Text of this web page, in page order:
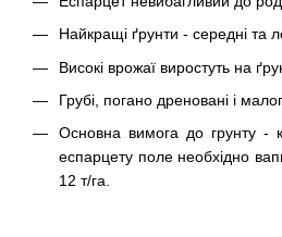
Найкращі ґрунти - середні та
Високі врожаї виростуть на
Грубі, погано дреновані і
Основна вимога до грунту -
еспарцету поле необхідно
12 т/га.